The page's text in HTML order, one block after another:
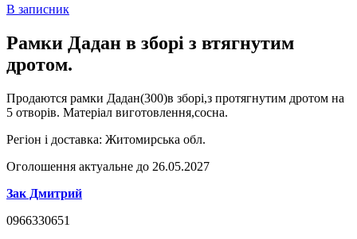
В записник
Рамки Дадан в зборі з втягнутим
дротом.
Продаются рамки Дадан(300)в зборі,з протягнутим дротом на
5 отворів. Матеріал виготовлення,сосна.
Регіон і доставка: Житомирська обл.
Оголошення актуальне до 26.05.2027
Зак Дмитрий
0966330651